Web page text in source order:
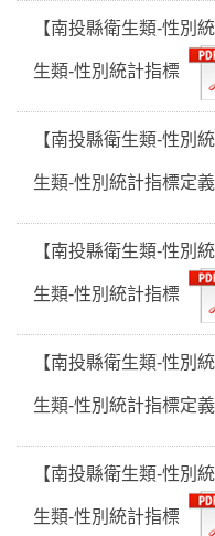
【南投縣衛生類-性別
生類-性別統計指標
【南投縣衛生類-性別
生類-性別統計指標定義
【南投縣衛生類-性別
生類-性別統計指標
【南投縣衛生類-性別
生類-性別統計指標定義
【南投縣衛生類-性別
生類-性別統計指標